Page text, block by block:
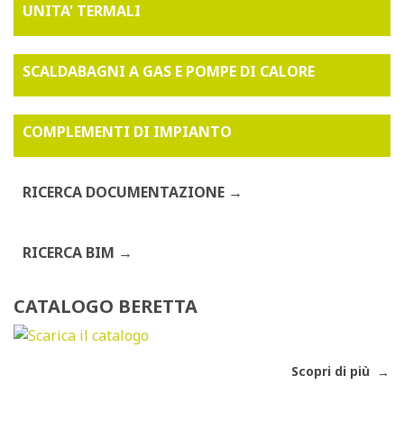
UNITA' TERMALI
SCALDABAGNI A GAS E POMPE DI CALORE
COMPLEMENTI DI IMPIANTO
RICERCA DOCUMENTAZIONE
RICERCA BIM
CATALOGO BERETTA
Scopri di più